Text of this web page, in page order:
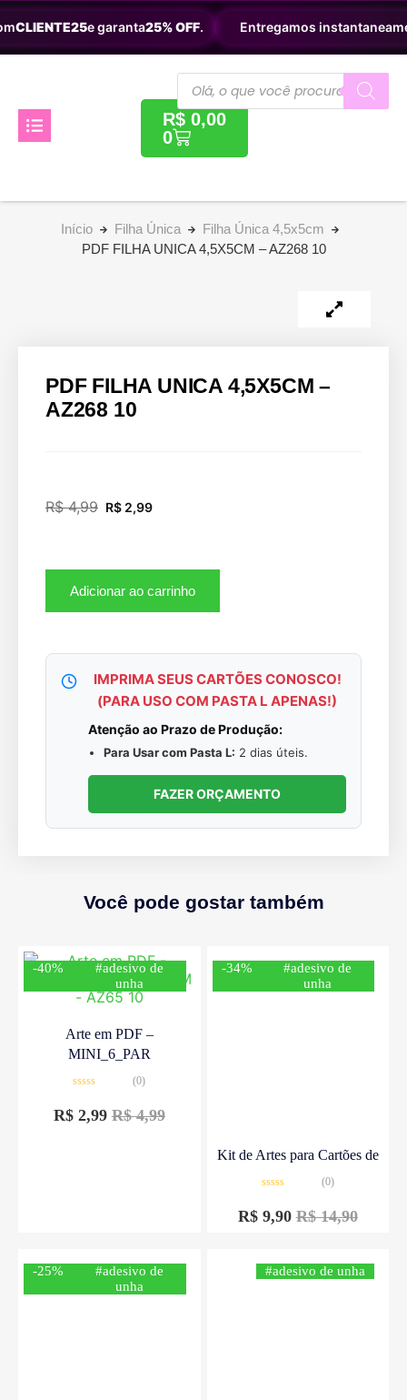
e garanta25% OFF. Entregamos
R$ 0,00
0
Início Filha Única
Filha Única 4,5x5cm
PDF FILHA UNICA 4,5X5CM – AZ268 10
PDF FILHA UNICA 4,5X5CM –
AZ268 10
R$4,99 R$ 2,99
Adicionar ao carrinho
IMPRIMA SEUS CARTÕES CONOSCO!
(PARA USO COM PASTA L APENAS!)
Atenção ao Prazo de Produção:
Para Usar com Pasta L: 2 dias úteis.
FAZER ORÇAMENTO
Você pode gostar também
-40%
#adesivo de
unha
Arte em PDF –
MINI_6_PAR
de
(0)
R$4,99
R$2,99
-34%
#adesivo de
unha
Kit de Artes para Cartões de
0
de
(0)
R$14,90
R$9,90
-25%
#adesivo de
unha
#adesivo de unha